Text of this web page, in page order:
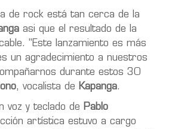
de rock está tan cerca de la
asi que el resultado de la
"Este lanzamiento es más
un agradecimiento a nuestros
durante estos 30
, vocalista de Kapanga.
voz y teclado de Pablo
artística estuvo a cargo